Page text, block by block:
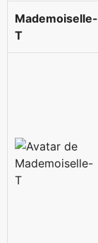
Mademoiselle-
T